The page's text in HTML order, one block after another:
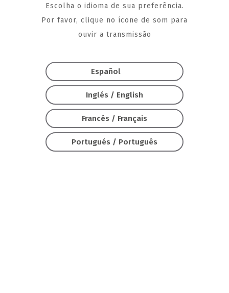
Escolha o idioma de sua preferência.
Por favor, clique no ícone de som para
ouvir a transmissão
Español
Inglés / English
Francés / Français
Portugués / Português